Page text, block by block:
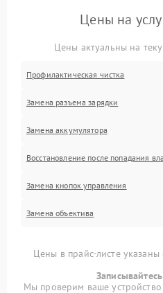
Цены на
Цены актуальны на
Профилактическая чистка
Замена разъема зарядки
Замена аккумулятора
Восстановление после попадания
Замена кнопок управления
Замена объектива
Цены в прайс-листе
Мы проверим ваше